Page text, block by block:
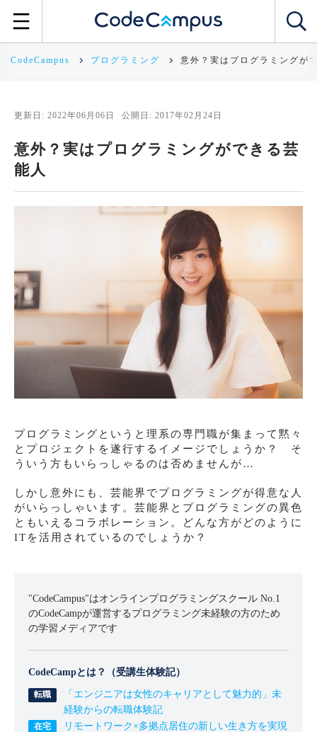
CodeCampus プログラミング 意外？実はプログラミングが
更新日: 2022年06月06日 公開日: 2017年02月24日
意外？実はプログラミングができる芸
能人
プログラミングというと理系の専門職が集まって黙々
とプロジェクトを遂行するイメージでしょうか？ そ
ういう方もいらっしゃるのは否めませんが…
しかし意外にも、芸能界でプログラミングが得意な人
がいらっしゃいます。芸能界とプログラミングの異色
ともいえるコラボレーション。どんな方がどのように
ITを活用されているのでしょうか？
"CodeCampus"はオンラインプログラミングスクール No.1
のCodeCampが運営するプログラミング未経験の方のため
の学習メディアです
CodeCampとは？（受講生体験記）
「エンジニアは女性のキャリアとして魅力的」未
経験からの転職体験記
リモートワーク×多拠点居住の新しい生き方を実現